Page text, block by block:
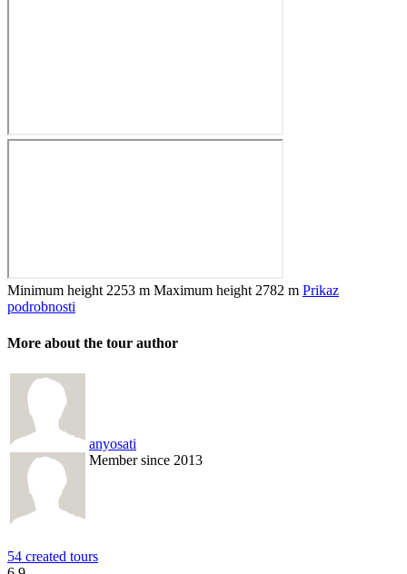
Minimum height 2253 m Maximum height 2782 m Prikaz
podrobnosti
More about the tour author
anyosati
Member since 2013
54 created tours